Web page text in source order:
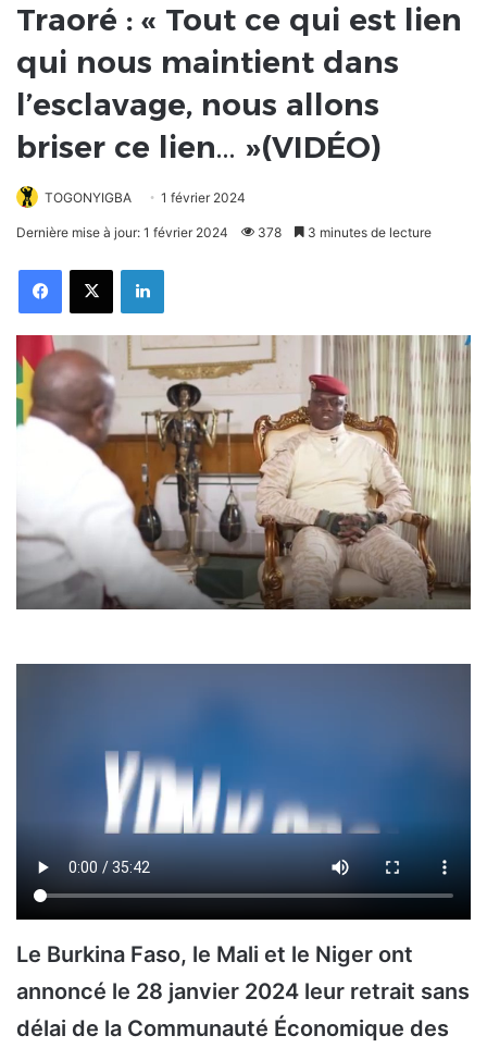
Traoré : « Tout ce qui est lien
qui nous maintient dans
l’esclavage, nous allons
briser ce lien… »(VIDÉO)
TOGONYIGBA 1 février 2024
Dernière mise à jour: 1 février 2024 378 3 minutes de lecture
FacebookX Linkedin
Le Burkina Faso, le Mali et le Niger ont
annoncé le 28 janvier 2024 leur retrait sans
délai de la Communauté Économique des